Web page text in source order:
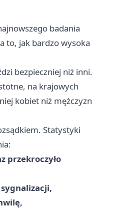
badania
to, jak bardzo wysoka
bezpieczniej niż inni.
na krajowych
kobiet niż mężczyzn
Statystyki
przekroczyło